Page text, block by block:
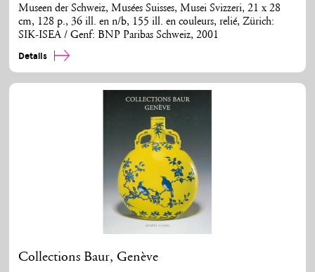
Museen der Schweiz, Musées Suisses, Musei Svizzeri, 21 x 28
cm, 128 p., 36 ill. en n/b, 155 ill. en couleurs, relié, Zürich:
SIK-ISEA / Genf: BNP Paribas Schweiz, 2001
Details
Collections Baur, Genève